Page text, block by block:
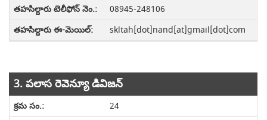
08945-248106
skltah[dot]nand[at]gmail[dot]com
3. పలాస రెవెన్యూ డివిజన్
24